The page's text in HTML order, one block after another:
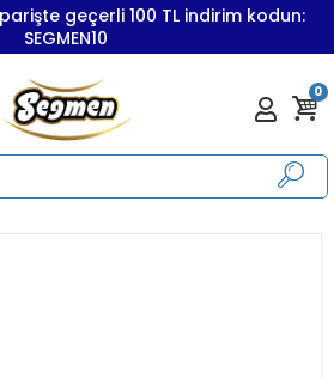
geçerli 100 TL indirim kodun:
SEGMEN10
0